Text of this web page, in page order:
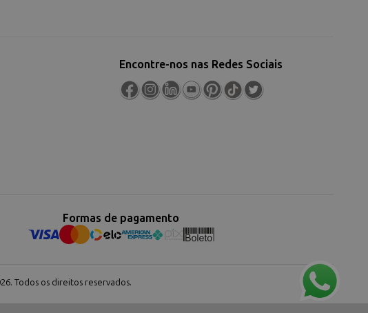
Encontre-nos nas Redes Sociais
Formas de pagamento
Todos os direitos reservados.